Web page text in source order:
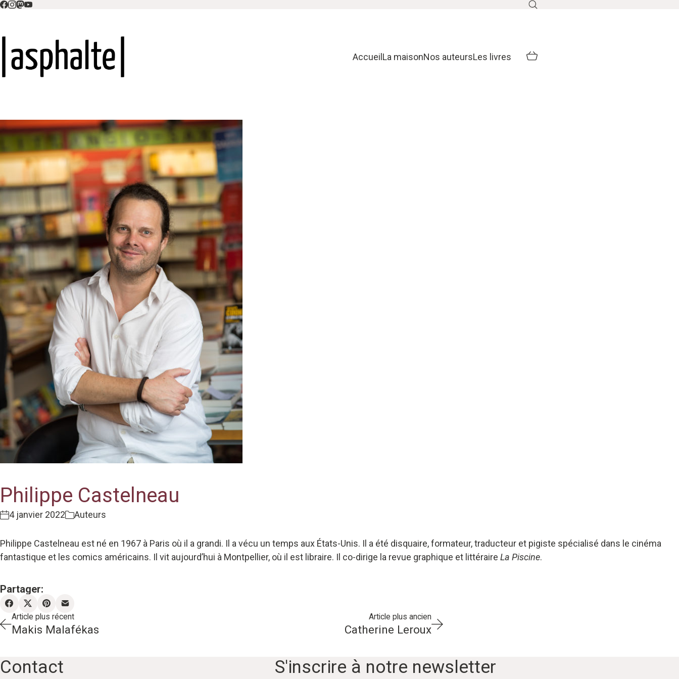
Accueil La maisonNos auteursLes livres
Philippe Castelneau
4 janvier 2022 Auteurs
Philippe Castelneau est né en 1967 à Paris où il a grandi. Il a vécu un temps aux États-Unis. Il a été disquaire, formateur, traducteur et pigiste spécialisé dans le cinéma
fantastique et les comics américains. Il vit aujourd’hui à Montpellier, où il est libraire. Il co-dirige la revue graphique et littéraire La Piscine.
Partager:
Catherine Leroux
Article plus ancien
Makis Malafékas
Article plus récent
Contact S'inscrire à notre newsletter